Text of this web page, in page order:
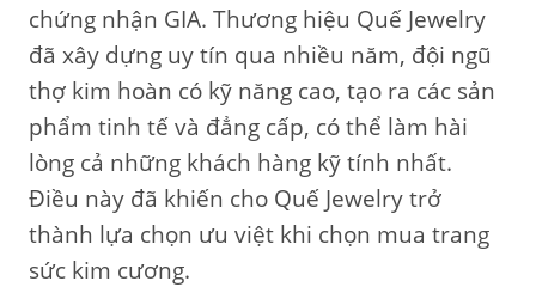
chứng nhận GIA. Thương hiệu Quế Jewelry
đã xây dựng uy tín qua nhiều năm, đội ngũ
thợ kim hoàn có kỹ năng cao, tạo ra các sản
phẩm tinh tế và đẳng cấp, có thể làm hài
lòng cả những khách hàng kỹ tính nhất.
Điều này đã khiến cho Quế Jewelry trở
thành lựa chọn ưu việt khi chọn mua trang
sức kim cương.